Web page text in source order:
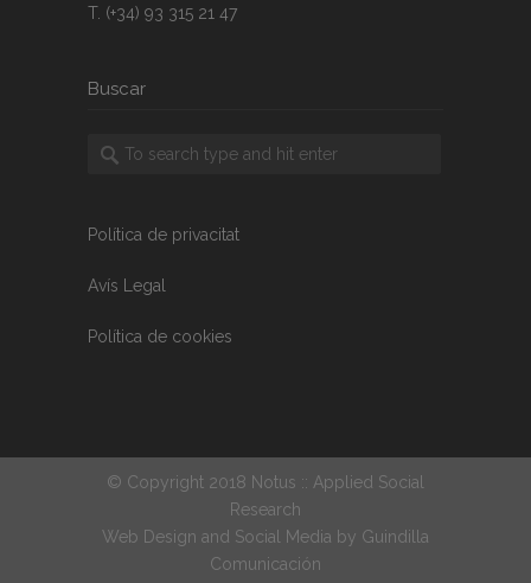
T. (+34) 93 315 21 47
Buscar
Política de privacitat
Avís Legal
Política de cookies
© Copyright 2018 Notus :: Applied Social
Research
Web Design and Social Media by Guindilla
Comunicación